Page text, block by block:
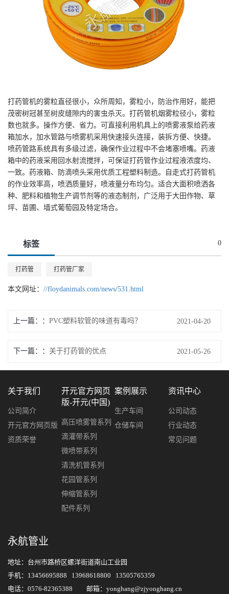
打药管机的雾粒直径很小，众所周知，雾粒小，防治作用好，能把
茂密树冠甚至树皮缝隙内的害虫杀灭。打药管机烟雾粒径小，雾粒
数也就多。操作方便、省力。可直接利用机具上的喷雾液泵给药液
箱加水，加水管路与喷雾机采用快速接头连接，装拆方便、快捷。
喷药管路系统具有多级过滤，确保作业过程中不会堵塞喷嘴。药液
箱中的药液采用回水射流搅拌，可保证打药管作业过程液浓度均、
一致。药液箱、防滴喷头采用优质工程塑料制造。自走式打药管机
的作业效率高，喷洒质量好，喷液量分布均匀。适合大面积喷洒各
种、肥料和植物生产调节剂等的液态制剂，广泛用于大田作物、草
坪、苗圃、墙式葡萄园及特定场合。
标签 0
打药管 打药管厂家
本文网址： //floydanimals.com/news/531.html
上一篇： PVC塑料软管的味道有毒吗？ 2021-04-20
下一篇： 关于打药管的优点 2021-05-26
关于我们
公司简介
开元官方网页版
资质荣誉
开元官方网页
版-开元(中国)
高压喷雾管系列
滴灌带系列
微喷带系列
清洗机管系列
花园管系列
伸缩管系列
配件系列
案例展示
生产车间
仓储车间
资讯中心
公司动态
行业动态
常见问题
永航管业
地址：台州市路桥区螺洋街道南山工业园
手机：13456695888 13968618800 13505765359
电话：0576-82365388 邮箱：yonghang@zjyonghang.cn